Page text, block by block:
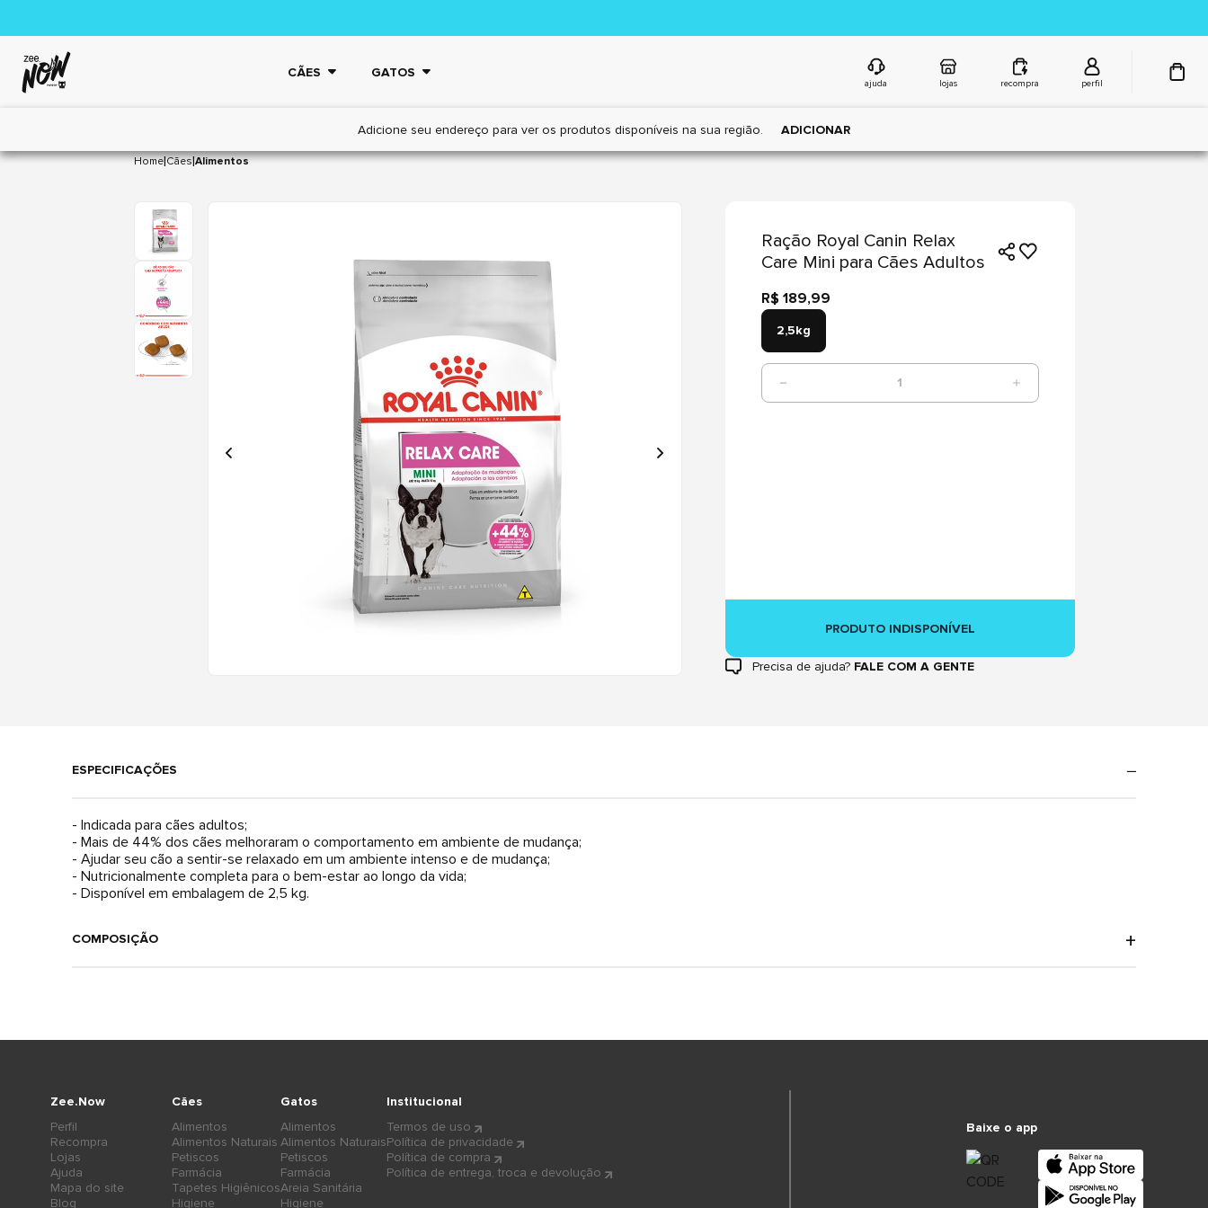
CÃES GATOS
ajuda lojas recompra perfil
Adicione seu endereço para ver os produtos disponíveis na sua região. ADICIONAR
Home|Cães|Alimentos
Ração Royal Canin Relax
Care Mini para Cães Adultos
R$ 189,99
2,5kg
1
PRODUTO INDISPONÍVEL
Precisa de ajuda? FALE COM A GENTE
ESPECIFICAÇÕES
- Indicada para cães adultos;
- Mais de 44% dos cães melhoraram o comportamento em ambiente de mudança;
- Ajudar seu cão a sentir-se relaxado em um ambiente intenso e de mudança;
- Nutricionalmente completa para o bem-estar ao longo da vida;
- Disponível em embalagem de 2,5 kg.
COMPOSIÇÃO
Cães
Alimentos
Alimentos Naturais
Petiscos
Farmácia
Tapetes Higiênicos
Higiene
Gatos
Alimentos
Alimentos Naturais
Petiscos
Farmácia
Areia Sanitária
Higiene
Zee.Now
Perfil
Recompra
Lojas
Ajuda
Mapa do site
Blog
Institucional
Termos de uso
Política de privacidade
Política de compra
Política de entrega, troca e devolução
Baixe o app